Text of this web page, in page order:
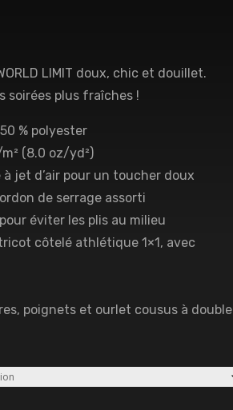
LIMIT doux, chic et douillet.
soirées plus fraîches !
% polyester
(8.0 oz/yd²)
jet d’air pour un toucher doux
de serrage assorti
éviter les plis au milieu
côtelé athlétique 1×1, avec
poignets et ourlet cousus à double